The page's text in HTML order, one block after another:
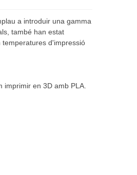
a introduir una gamma
també han estat
d'impressió
en 3D amb PLA.